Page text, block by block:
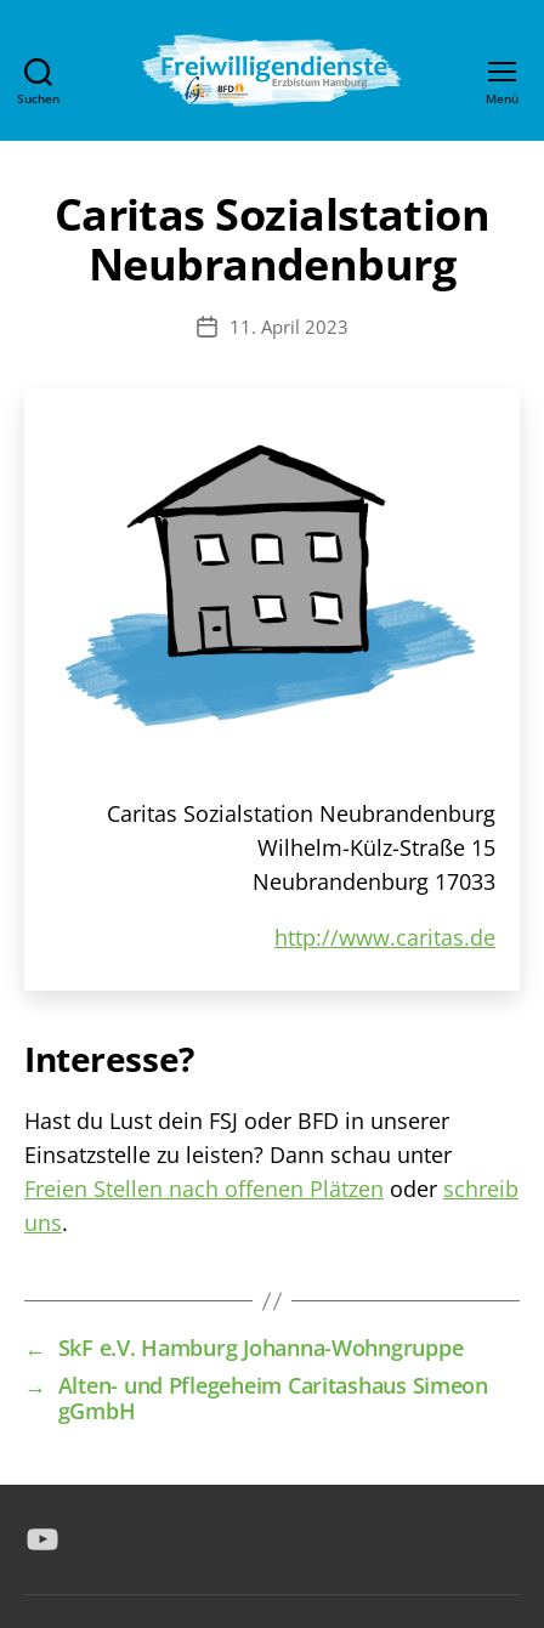
Suchen
im
Hamburg
Menü
Caritas Sozialstation
Neubrandenburg
Veröffentlichungsdatum
11. April 2023
Caritas Sozialstation Neubrandenburg
Wilhelm-Külz-Straße 15
Neubrandenburg 17033
http://www.caritas.de
Interesse?
Hast du Lust dein FSJ oder BFD in unserer
Einsatzstelle zu leisten? Dann schau unter
Freien Stellen nach offenen Plätzen oder schreib
uns.
← SkF e.V. Hamburg Johanna-Wohngruppe
→ Alten- und Pflegeheim Caritashaus Simeon
gGmbH
YouTube